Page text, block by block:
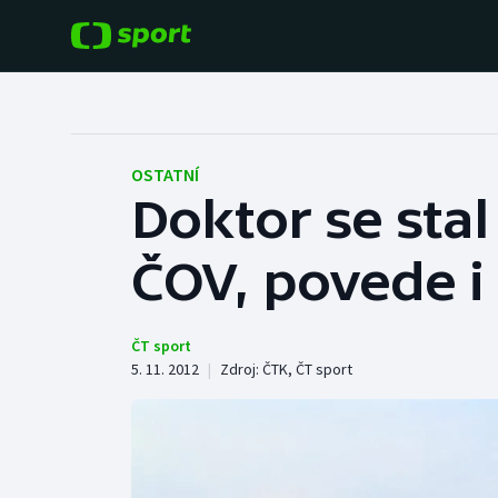
Hokej
Tenis
Cyklistika
Baseball a softbal
Basketbal
Boby a skeleton
OSTATNÍ
Doktor se
ČOV, povede
ČT sport
5. 11. 2012 | Zdroj: ČTK, ČT sport